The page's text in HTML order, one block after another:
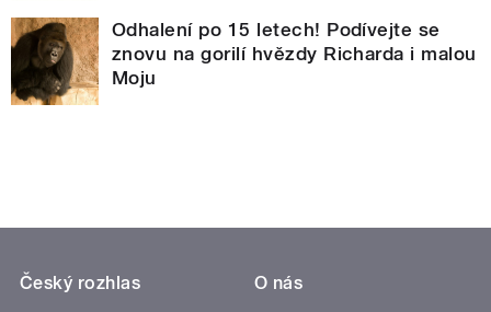
Odhalení po 15 letech! Podívejte se
znovu na gorilí hvězdy Richarda i malou
Moju
Český rozhlas
O nás